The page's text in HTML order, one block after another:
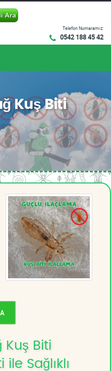
Telefon Numaramız:
0542 188 45 42
Kuş Biti
Kuş Biti
Sağlıklı